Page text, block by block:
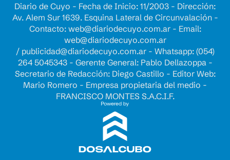
Diario de Cuyo - Fecha de Inicio: 11/2003 - Dirección:
Av. Alem Sur 1639. Esquina Lateral de Circunvalación -
Contacto: web@diariodecuyo.com.ar- Email:
web@diariodecuyo.com.ar
/ publicidad@diariodecuyo.com.ar- Whatsapp: (054)
264 5045343 - Gerente General: Pablo Dellazoppa -
Secretario de Redacción: Diego Castillo - Editor Web:
Mario Romero - Empresa propietaria del medio -
FRANCISCO MONTES S.A.C.I.F.